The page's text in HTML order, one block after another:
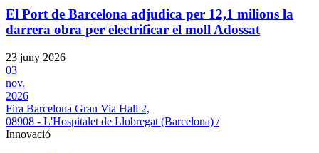
El Port de Barcelona adjudica per 12,1 milions la
darrera obra per electrificar el moll Adossat
23 juny 2026
03
nov.
2026
Fira Barcelona Gran Via Hall 2,
08908 - L'Hospitalet de Llobregat (Barcelona) /
Innovació